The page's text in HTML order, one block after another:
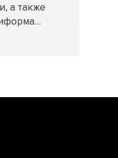
а также